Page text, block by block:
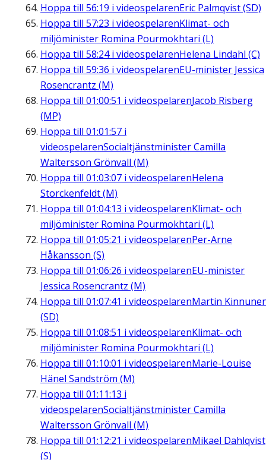
Hoppa till 56:19 i videospelarenEric Palmqvist (SD)
Hoppa till 57:23 i videospelarenKlimat- och
miljöminister Romina Pourmokhtari (L)
Hoppa till 58:24i videospelarenHelena Lindahl (C)
Hoppa till 59:36 i videospelarenEU-minister Jessica
Rosencrantz (M)
Hoppa till 01:00:51 i videospelarenJacob Risberg
(MP)
Hoppa till 01:01:57 i
videospelarenSocialtjänstminister Camilla
Waltersson Grönvall (M)
Hoppa till 01:03:07 i videospelarenHelena
Storckenfeldt (M)
Hoppa till 01:04:13 i videospelarenKlimat- och
miljöminister Romina Pourmokhtari (L)
Hoppa till 01:05:21 i videospelarenPer-Arne
Håkansson (S)
Hoppa till 01:06:26 i videospelarenEU-minister
Jessica Rosencrantz (M)
Hoppa till 01:07:41 i videospelarenMartin
(SD)
Hoppa till 01:08:51 i videospelarenKlimat- och
miljöminister Romina Pourmokhtari (L)
Hoppa till 01:10:01 i videospelarenMarie-Louise
Hänel Sandström (M)
Hoppa till 01:11:13 i
videospelarenSocialtjänstminister Camilla
Waltersson Grönvall (M)
Hoppa till 01:12:21 i videospelarenMikael Dahlqvist
(S)